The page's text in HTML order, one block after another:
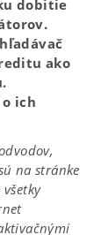
dobitie
ako
ich
na stránke